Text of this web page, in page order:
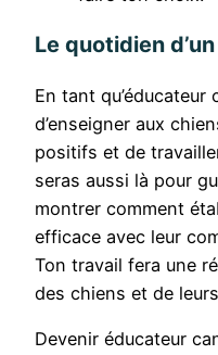
Le quotidien
En tant
d’enseigner aux
positifs et de
seras aussi là pour
montrer comment
efficace avec leur
Ton travail fera une
des chiens et de
Devenir éducateur